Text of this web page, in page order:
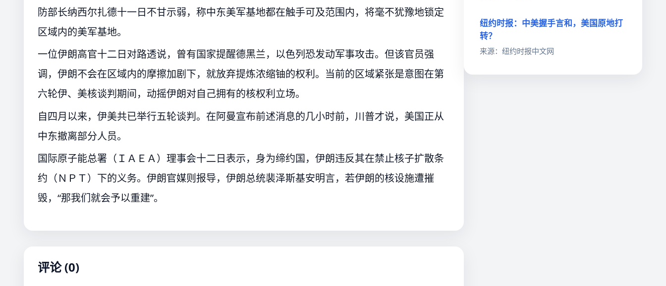
防部长纳西尔扎德十一日不甘示弱，称中东美军基地都在触手可及范围内，将毫不犹豫地锁定
区域内的美军基地。
一位伊朗高官十二日对路透说，曾有国家提醒德黑兰，以色列恐发动军事攻击。但该官员强
调，伊朗不会在区域内的摩擦加剧下，就放弃提炼浓缩铀的权利。当前的区域紧张是意图在第
六轮伊、美核谈判期间，动摇伊朗对自己拥有的核权利立场。
自四月以来，伊美共已举行五轮谈判。在阿曼宣布前述消息的几小时前，川普才说，美国正从
中东撤离部分人员。
国际原子能总署（ＩＡＥＡ）理事会十二日表示，身为缔约国，伊朗违反其在禁止核子扩散条
约（ＮＰＴ）下的义务。伊朗官媒则报导，伊朗总统裴泽斯基安明言，若伊朗的核设施遭摧
毁，“那我们就会予以重建”。
评论 (0)
纽约时报：中美握手言和，美国原地打
转？
来源：纽约时报中文网